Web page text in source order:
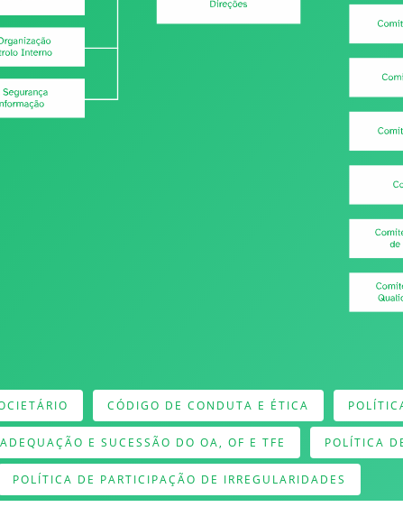
CÓDIGO DE CONDUTA E ÉTICA
E SUCESSÃO DO OA, OF E TFE POLÍTICA
POLÍTICA DE PARTICIPAÇÃO DE IRREGULARIDADES